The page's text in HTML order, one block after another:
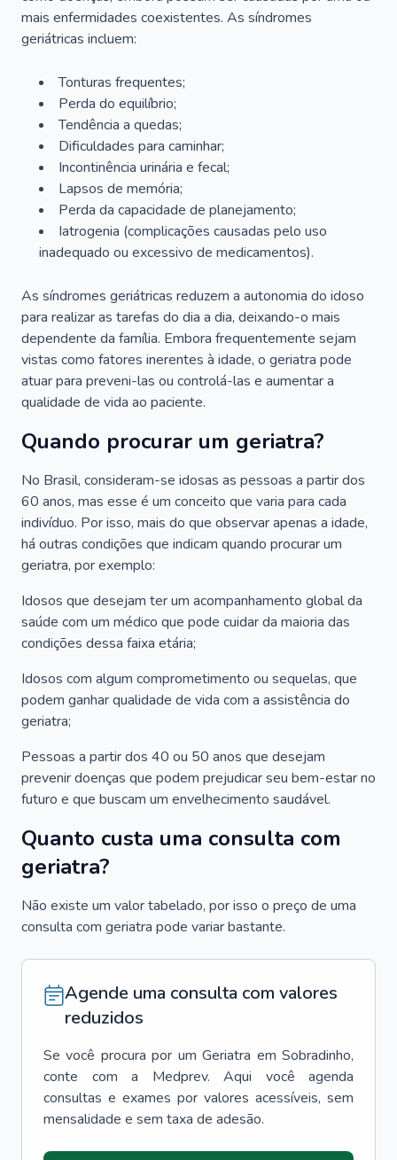
mais enfermidades coexistentes. As síndromes
geriátricas incluem:
Tonturas frequentes;
Perda do equilíbrio;
Tendência a quedas;
Dificuldades para caminhar;
Incontinência urinária e fecal;
Lapsos de memória;
Perda da capacidade de planejamento;
Iatrogenia (complicações causadas pelo uso
inadequado ou excessivo de medicamentos).
As síndromes geriátricas reduzem a autonomia do idoso
para realizar as tarefas do dia a dia, deixando-o mais
dependente da família. Embora frequentemente sejam
vistas como fatores inerentes à idade, o geriatra pode
atuar para preveni-las ou controlá-las e aumentar a
qualidade de vida ao paciente.
Quando procurar um geriatra?
No Brasil, consideram-se idosas as pessoas a partir dos
60 anos, mas esse é um conceito que varia para cada
indivíduo. Por isso, mais do que observar apenas a idade,
há outras condições que indicam quando procurar um
geriatra, por exemplo:
Idosos que desejam ter um acompanhamento global da
saúde com um médico que pode cuidar da maioria das
condições dessa faixa etária;
Idosos com algum comprometimento ou sequelas, que
podem ganhar qualidade de vida com a assistência do
geriatra;
Pessoas a partir dos 40 ou 50 anos que desejam
prevenir doenças que podem prejudicar seu bem-estar no
futuro e que buscam um envelhecimento saudável.
Quanto custa uma consulta com
geriatra?
Não existe um valor tabelado, por isso o preço de uma
consulta com geriatra pode variar bastante.
Agende uma consulta com valores
reduzidos
Se você procura por um Geriatra em Sobradinho,
conte com a Medprev. Aqui você agenda
consultas e exames por valores acessíveis, sem
mensalidade e sem taxa de adesão.